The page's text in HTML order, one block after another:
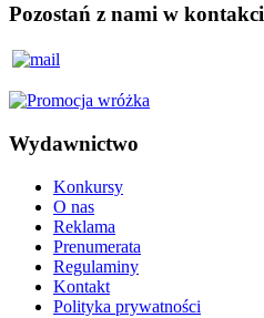
Pozostań z nami w
Wydawnictwo
Konkursy
O nas
Reklama
Prenumerata
Regulaminy
Kontakt
Polityka prywatności